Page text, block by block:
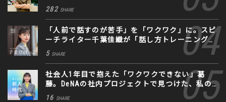
282 SHARE
「人前で話すのが苦手」を「ワクワク」に。スピ
ーチライター千葉佳織が「話し方トレーニング」
に込めた思い
5 SHARE
社会人1年目で抱えた「ワクワクできない」葛
藤。DeNAの社内プロジェクトで見つけた、私の
生きる道
16 SHARE